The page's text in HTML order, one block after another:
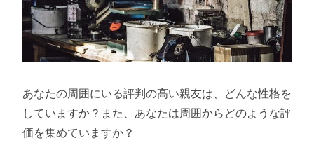
あなたの周囲にいる評判の高い親友は、どんな性格を
していますか？また、あなたは周囲からどのような評
価を集めていますか？